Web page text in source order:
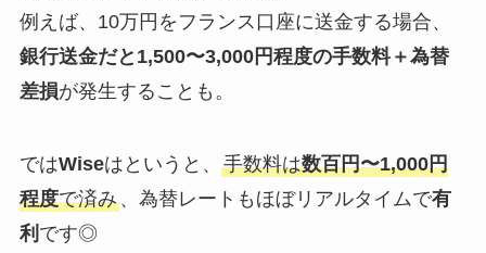
例えば、10万円をフランス口座に送金する場合、
銀行送金だと1,500〜3,000円程度の手数料＋為替
差損が発生することも。
ではWiseはというと、 手数料は数百円〜1,000円
程度で済み、為替レートもほぼリアルタイムで有
利 です◎